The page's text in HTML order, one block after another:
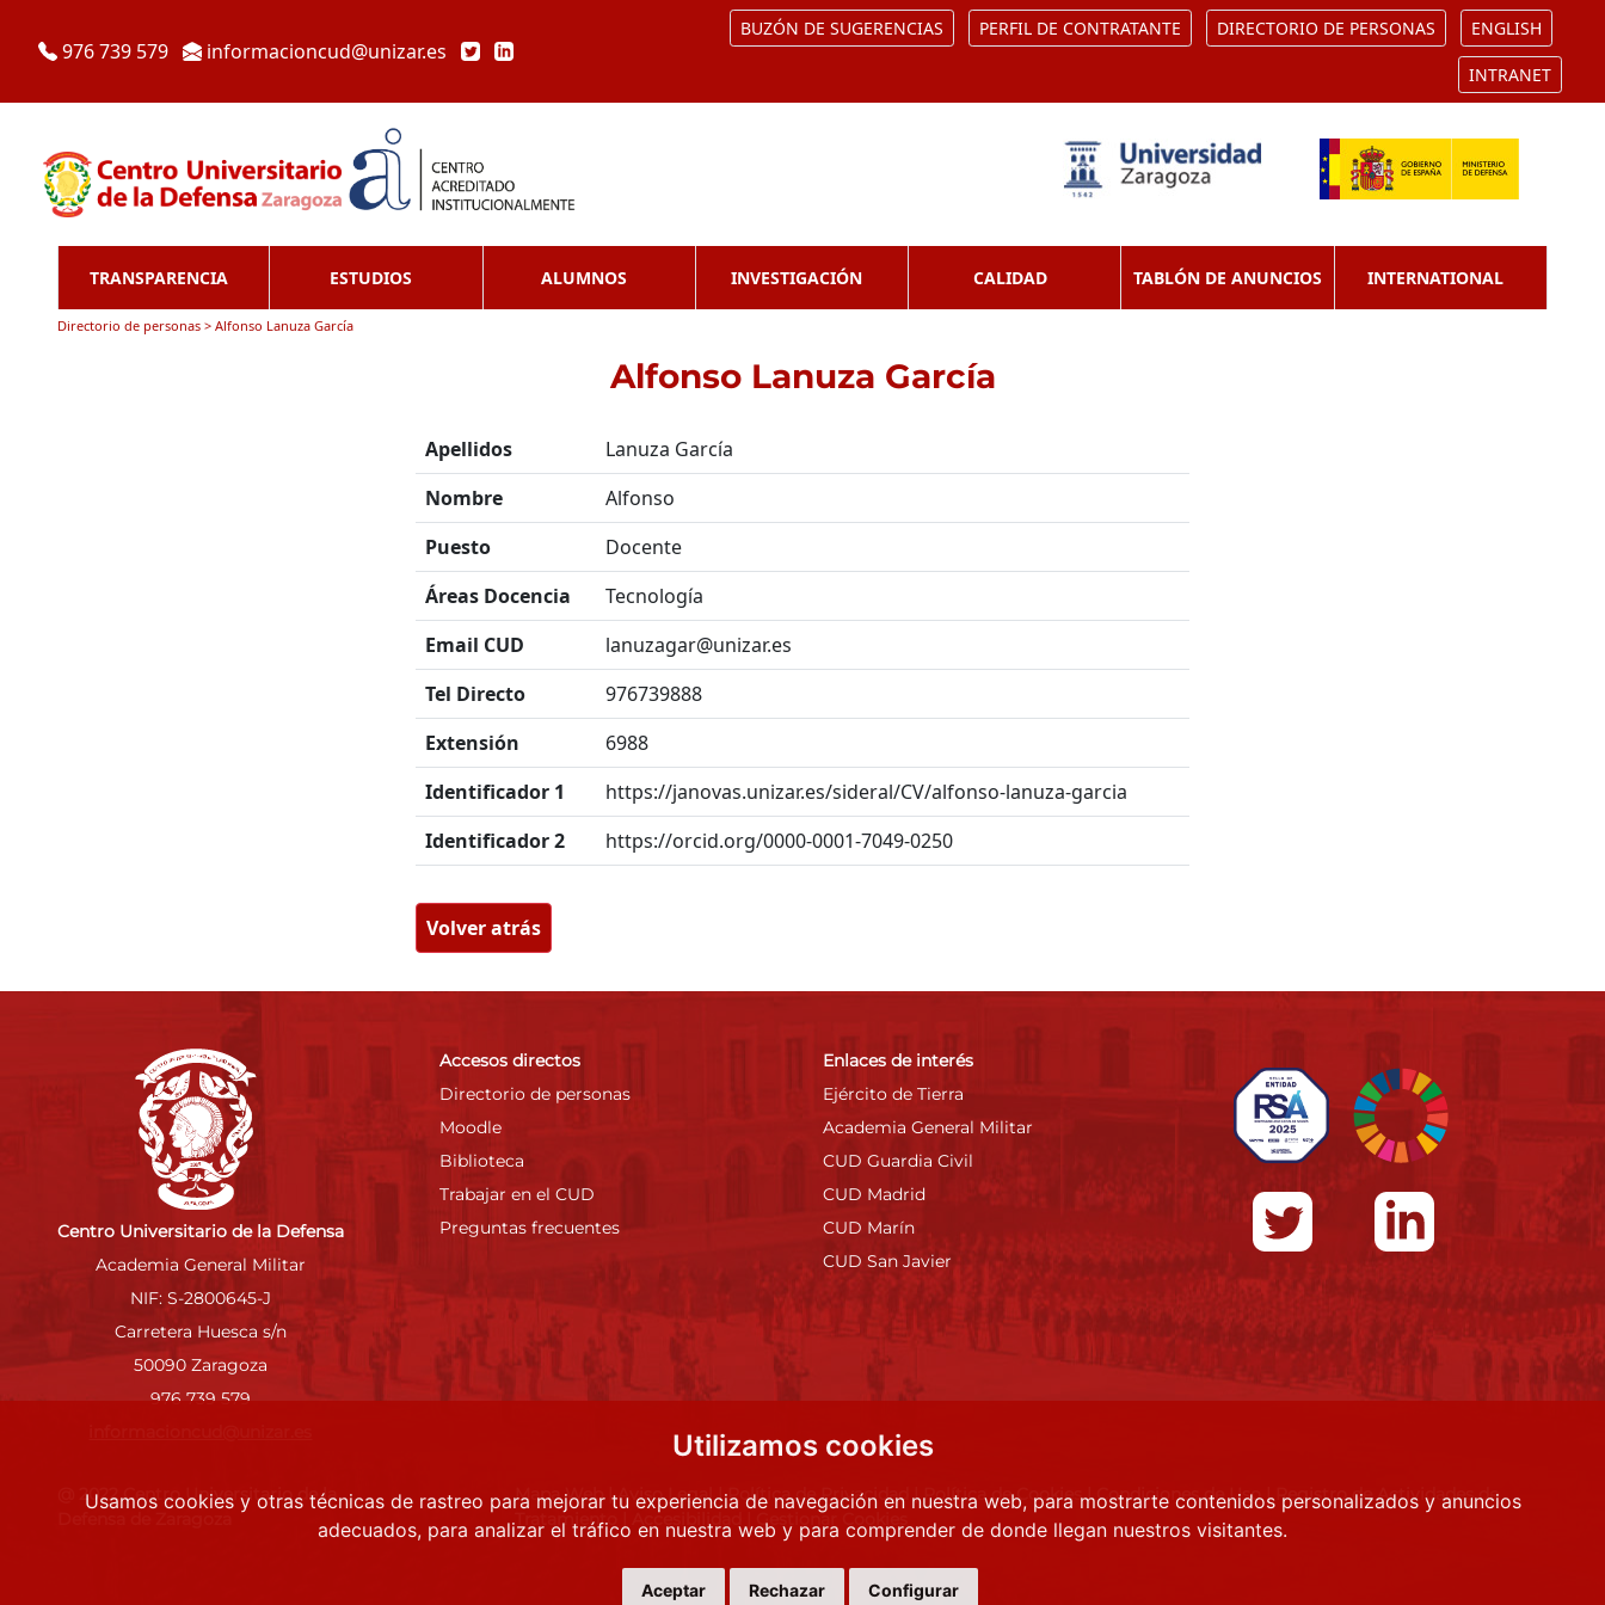
Utilizamos cookies
Usamos cookies y otras técnicas de rastreo para mejorar tu experiencia de navegación en nuestra web, para mostrarte contenidos personalizados y anuncios
adecuados, para analizar el tráfico en nuestra web y para comprender de donde llegan nuestros visitantes.
Aceptar Rechazar Configurar
976 739 579 informacioncud@unizar.es
BUZÓN DE SUGERENCIAS PERFIL DE CONTRATANTE DIRECTORIO DE PERSONAS ENGLISH
INTRANET
TRANSPARENCIA ESTUDIOS ALUMNOS INVESTIGACIÓN CALIDAD TABLÓN DE ANUNCIOS INTERNATIONAL
Directorio de personas > Alfonso Lanuza García
Alfonso Lanuza García
Apellidos
Lanuza García
Nombre
Alfonso
Puesto
Docente
Áreas Docencia
Tecnología
Email CUD
lanuzagar@unizar.es
Tel Directo
976739888
Extensión
6988
Identificador 1
https://janovas.unizar.es/sideral/CV/alfonso-lanuza-garcia
Identificador 2
https://orcid.org/0000-0001-7049-0250
Volver atrás
Centro Universitario de la Defensa
Academia General Militar
NIF: S-2800645-J
Carretera Huesca s/n
50090 Zaragoza
976 739 579
Accesos directos
Directorio de personas
Moodle
Biblioteca
Trabajar en el CUD
Preguntas frecuentes
Enlaces de interés
Ejército de Tierra
Academia General Militar
CUD Guardia Civil
CUD Madrid
CUD Marín
CUD San Javier
@ 2022 Centro Universitario de la
Mapa Web|Aviso Legal|Política de Privacidad |Política de Cookies|Condiciones de Uso| Registro de Actividades de
Tratamiento
Accesibilidad Gestionar Cookies